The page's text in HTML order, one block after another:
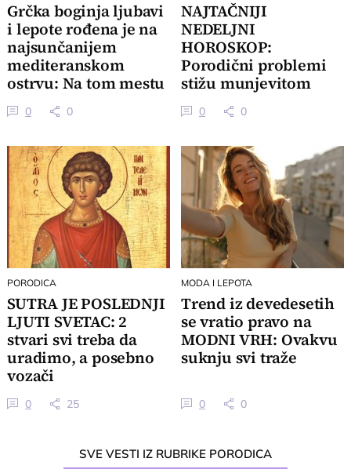
Grčka boginja ljubavi
i lepote rođena je na
najsunčanijem
mediteranskom
ostrvu: Na tom mestu
je i čuvena plaža
0 0
NAJTAČNIJI
NEDELJNI
HOROSKOP:
Porodični problemi
stižu munjevitom
brzinom, 3 znaka
dobijaju važan poziv
0 0
PORODICA
SUTRA JE POSLEDNJI
LJUTI SVETAC: 2
stvari svi treba da
uradimo, a posebno
vozači
0 25
MODA I LEPOTA
Trend iz devedesetih
se vratio pravo na
MODNI VRH: Ovakvu
suknju svi traže
0 0
SVE VESTI IZ RUBRIKE PORODICA